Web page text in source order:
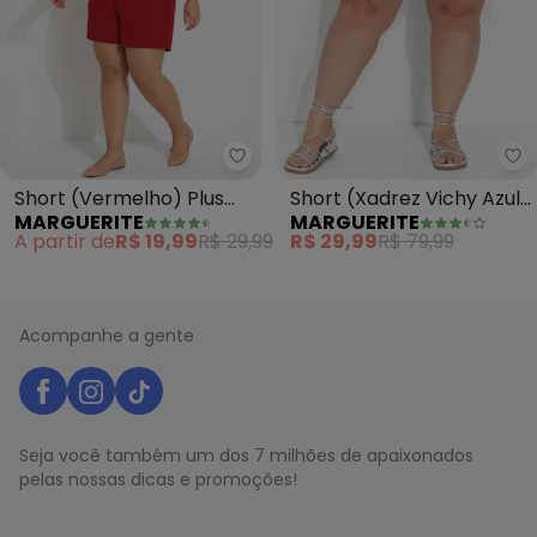
Marguerite - Short (Vermelho)
Short (Vermelho) Plus
Size com Bolsos
Decorativos
MARGUERITE
A partir deR$ 19,99R$ 29,99
Short (Xadrez Vichy Azul)
com Bolsos Plus Size
MARGUERITE
R$ 29,99R$ 79,99
Acompanhe a gente
Seja você também um dos 7 milhões de apaixonados
pelas nossas dicas e promoções!